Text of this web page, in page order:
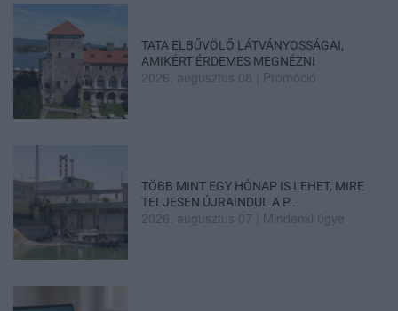
TATA ELBŰVÖLŐ LÁTVÁNYOSSÁGAI,
AMIKÉRT ÉRDEMES MEGNÉZNI
2026. augusztus 08 Promóció
TÖBB MINT EGY HÓNAP IS LEHET, MIRE
TELJESEN ÚJRAINDUL A P...
2026. augusztus 07 Mindenki ügye